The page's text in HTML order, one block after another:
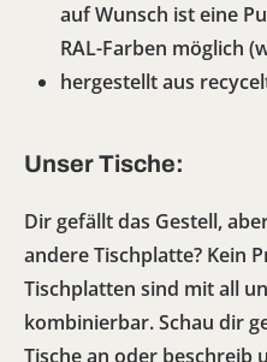
auf Wunsch ist eine
RAL-Farben möglich
hergestellt aus
Unser Tische:
Dir gefällt das Gestell,
andere Tischplatte? Kein
Tischplatten sind mit all
kombinierbar. Schau dir
Tischean oder beschreib